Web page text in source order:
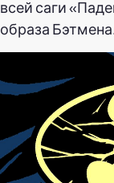
всей саги
образа Бэтмена.